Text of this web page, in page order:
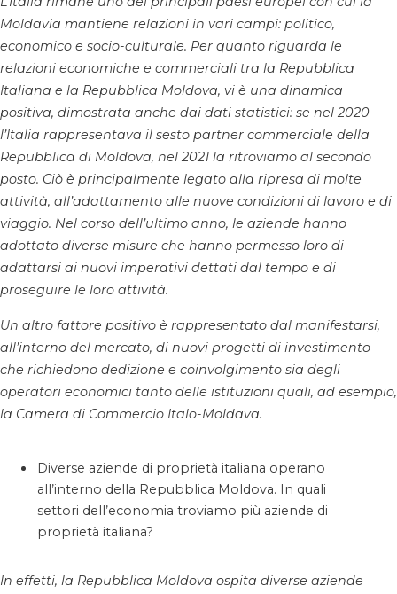
Moldavia mantiene relazioni in vari campi: politico,
economico e socio-culturale. Per quanto riguarda le
relazioni economiche e commerciali tra la Repubblica
Italiana e la Repubblica Moldova, vi è una dinamica
positiva, dimostrata anche dai dati statistici: se nel 2020
l’Italia rappresentava il sesto partner commerciale della
Repubblica di Moldova, nel 2021 la ritroviamo al secondo
posto. Ciò è principalmente legato alla ripresa di molte
attività, all’adattamento alle nuove condizioni di lavoro e di
viaggio. Nel corso dell’ultimo anno, le aziende hanno
adottato diverse misure che hanno permesso loro di
adattarsi ai nuovi imperativi dettati dal tempo e di
proseguire le loro attività.
Un altro fattore positivo è rappresentato dal manifestarsi,
all’interno del mercato, di nuovi progetti di investimento
che richiedono dedizione e coinvolgimento sia degli
operatori economici tanto delle istituzioni quali, ad esempio,
la Camera di Commercio Italo-Moldava.
Diverse aziende di proprietà italiana operano
all’interno della Repubblica Moldova. In quali
settori dell’economia troviamo più aziende di
proprietà italiana?
In effetti, la Repubblica Moldova ospita diverse aziende